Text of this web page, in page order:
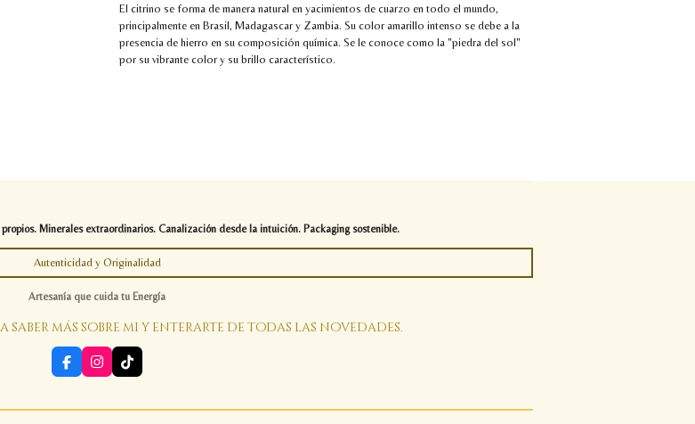
El citrino se forma de manera natural en yacimientos de cuarzo en todo el mundo,
principalmente en Brasil, Madagascar y Zambia. Su color amarillo intenso se debe a la
presencia de hierro en su composición química. Se le conoce como la "piedra del sol"
por su vibrante color y su brillo característico.
Minerales extraordinarios. Canalización desde la intuición. Packaging sostenible.
Autenticidad y Originalidad
Artesanía que cuida tu Energía
saber más sobre mi y enterarte de todas las novedades.
F
a
e
I
n
t
T
i
T